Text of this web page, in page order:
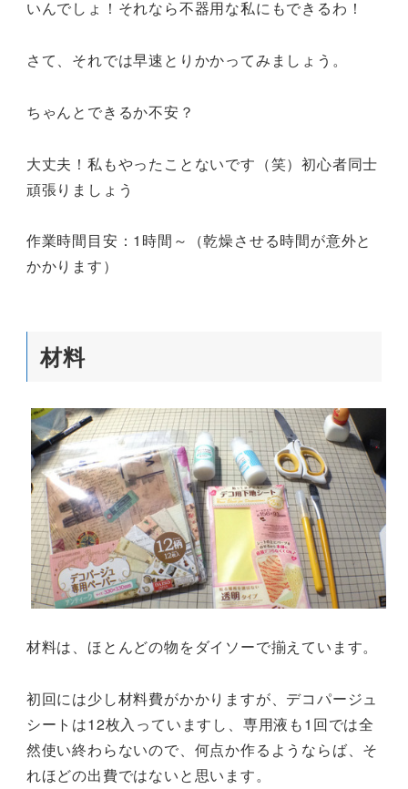
いんでしょ！それなら不器用な私にもできるわ！
さて、それでは早速とりかかってみましょう。
ちゃんとできるか不安？
大丈夫！私もやったことないです（笑）初心者同士
頑張りましょう
作業時間目安：1時間～（乾燥させる時間が意外と
かかります）
材料
材料は、ほとんどの物をダイソーで揃えています。
初回には少し材料費がかかりますが、デコパージュ
シートは12枚入っていますし、専用液も1回では全
然使い終わらないので、何点か作るようならば、そ
れほどの出費ではないと思います。